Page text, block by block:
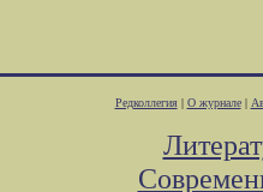
Редколлегия| О журнале|